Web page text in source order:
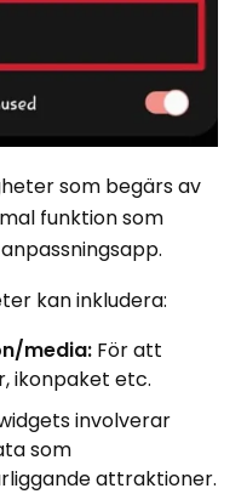
som begärs av
funktion som
kan inkludera:
media: För att
ikonpaket etc.
involverar
som
attraktioner.